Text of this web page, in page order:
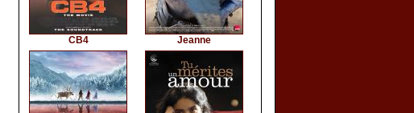
CB4 Jeanne